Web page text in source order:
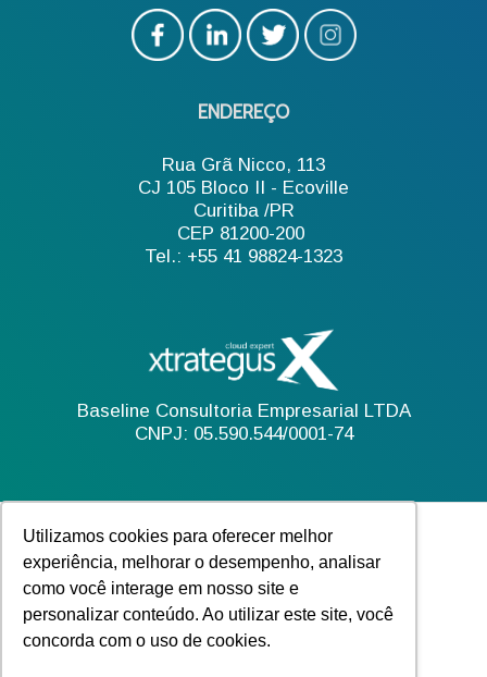
Utilizamos cookies para oferecer melhor
experiência, melhorar o desempenho, analisar
como você interage em nosso site e
personalizar conteúdo. Ao utilizar este site, você
concorda com o uso de cookies.
ENDEREÇO
Rua Grã Nicco, 113
CJ 105 Bloco II - Ecoville
Curitiba /PR
CEP 81200-200
Tel.: +55 41 98824-1323
Baseline Consultoria Empresarial LTDA
CNPJ: 05.590.544/0001-74